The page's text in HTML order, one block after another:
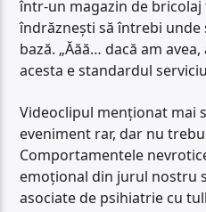
într-un magazin de
îndrăznești să întrebi unde
bază. „Ăăă… dacă am
acesta e standardul
Videoclipul menționat mai
eveniment rar, dar nu
Comportamentele
emoțional din jurul nostru
asociate de psihiatrie cu